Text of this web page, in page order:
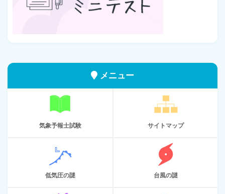
メニュー
気象予報士試験 サイトマップ
低気圧の謎 台風の謎